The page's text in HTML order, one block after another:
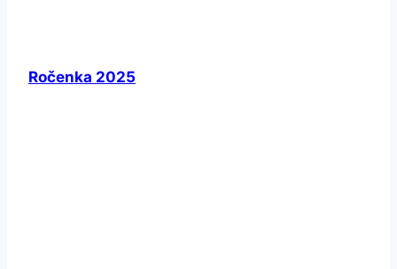
Ročenka 2025